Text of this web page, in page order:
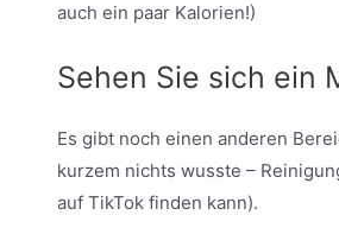
auch ein paar Kalorien!)
Sehen Sie sich ein
Es gibt noch einen anderen
kurzem nichts wusste –
auf TikTok finden kann).